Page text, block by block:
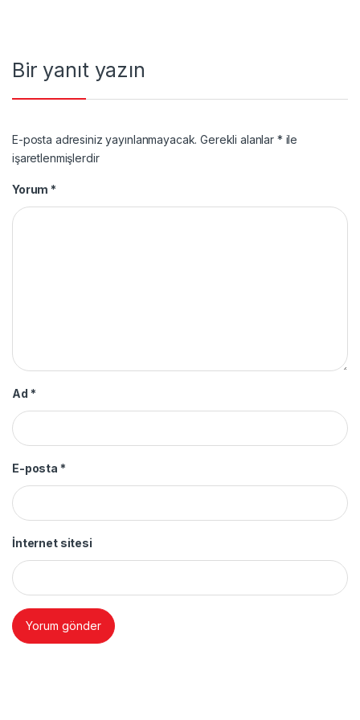
Bir yanıt yazın
E-posta adresiniz yayınlanmayacak. Gerekli alanlar * ile
işaretlenmişlerdir
Yorum *
Ad *
E-posta *
İnternet sitesi